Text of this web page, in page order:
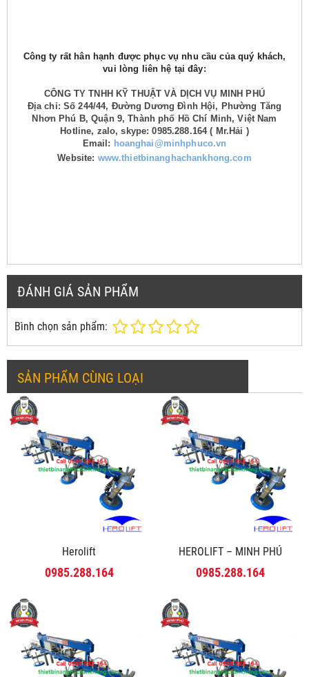
Công ty rất hân hạnh được phục vụ nhu cầu của quý khách,
vui lòng liên hệ tại đây:
CÔNG TY TNHH KỸ THUẬT VÀ DỊCH VỤ MINH PHÚ
Địa chỉ: Số 244/44, Đường Dương Đình Hội, Phường Tăng
Nhơn Phú B, Quận 9, Thành phố Hồ Chí Minh, Việt Nam
Hotline, zalo, skype: 0985.288.164 ( Mr.Hải )
Email: hoanghai@minhphuco.vn
Website: www.thietbinanghachankhong.com
ĐÁNH GIÁ SẢN PHẨM
Bình chọn sản phẩm:
SẢN PHẨM CÙNG LOẠI
Herolift
0985.288.164
HEROLIFT – MINH PHÚ
0985.288.164